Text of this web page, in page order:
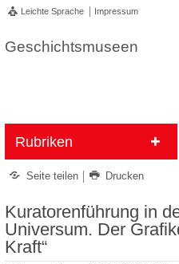
Leichte Sprache Impressum
Geschichtsmuseen
Rubriken
Seite teilen Drucken
Kuratorenführung in
Universum. Der
Kraft“